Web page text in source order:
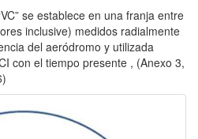
se establece en una franja entre
inclusive) medidos radialmente
del aeródromo y utilizada
con el tiempo presente , (Anexo 3,